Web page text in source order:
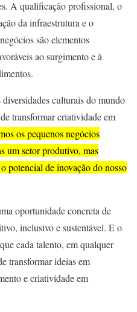
A qualificação profissional, o
da infraestrutura e o
são elementos
ao surgimento e à
culturais do mundo
transformar criatividade em
os pequenos negócios
um setor produtivo, mas
potencial de inovação do nosso
oportunidade concreta de
inclusivo e sustentável. E o
cada talento, em qualquer
transformar ideias em
e criatividade em